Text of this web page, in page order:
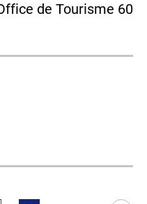
de Tourisme 60